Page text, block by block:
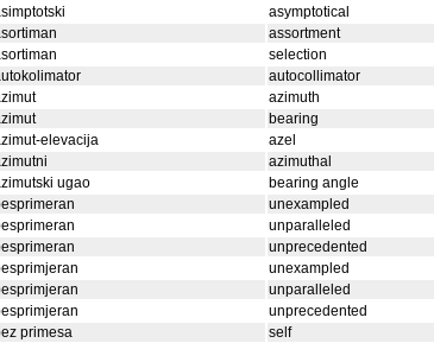
asymptotical
assortment
selection
autocollimator
azimuth
bearing
elevacija
azel
azimuthal
ugao
bearing angle
unexampled
unparalleled
unprecedented
unexampled
unparalleled
unprecedented
primesa
self